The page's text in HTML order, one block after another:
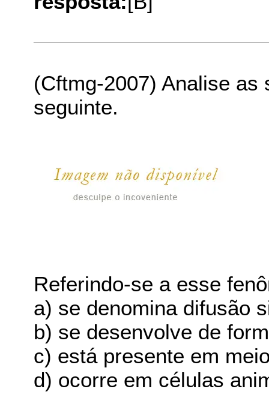
(Cftmg-2007) Analise
seguinte.
Referindo-se a esse
a) se denomina difusão
b) se desenvolve de
c) está presente em
d) ocorre em células